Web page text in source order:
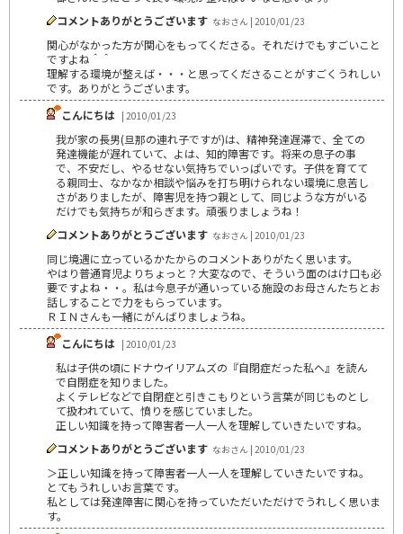
コメントありがとうございます なおさん | 2010/01/23
関心がなかった方が関心をもってくださる。それだけでもすごいこと
ですよね＾＾
理解する環境が整えば・・・と思ってくださることがすごくうれしい
です。ありがとうございます。
こんにちは | 2010/01/23
我が家の長男(旦那の連れ子ですが)は、精神発達遅滞で、全ての
発達機能が遅れていて、よは、知的障害です。将来の息子の事
で、不安だし、やるせない気持ちでいっぱいです。子供を育てて
る親同士、なかなか相談や悩みを打ち明けられない環境に息苦し
さがありましたが、障害児を持つ親として、同じような方がいる
だけでも気持ちが和らぎます。頑張りましょうね！
コメントありがとうございます なおさん | 2010/01/23
同じ境遇に立っているかたからのコメントありがたく思います。
やはり普通育児よりちょっと？大変なので、そういう面のはけ口も必
要ですよね・・。私は今息子が通いっている施設のお母さんたちとお
話しすることで力をもらっています。
ＲＩＮさんも一緒にがんばりましょうね。
こんにちは | 2010/01/23
私は子供の頃にドナウイリアムズの『自閉症だった私へ』を読ん
で自閉症を知りました。
よくテレビなどで自閉症と引きこもりという言葉が同じものとし
て扱われていて、憤りを感じていました。
正しい知識を持って障害者一人一人を理解していきたいですね。
コメントありがとうございます なおさん | 2010/01/23
＞正しい知識を持って障害者一人一人を理解していきたいですね。
とてもうれしいお言葉です。
私としては発達障害に関心を持っていただいただけでうれしく思いま
す。